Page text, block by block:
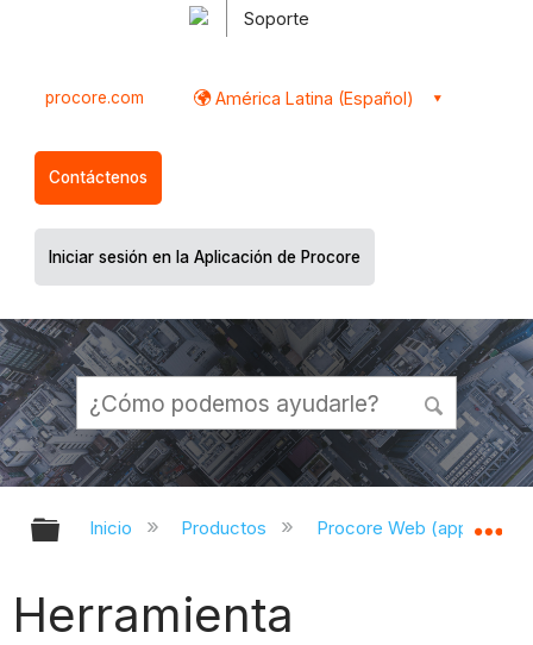
Soporte
procore.com América Latina (Español)
Contáctenos
Iniciar sesión en la Aplicación de Procore
Expandir/contraer jerarquía global
Inicio Productos Procore Web
Herramienta